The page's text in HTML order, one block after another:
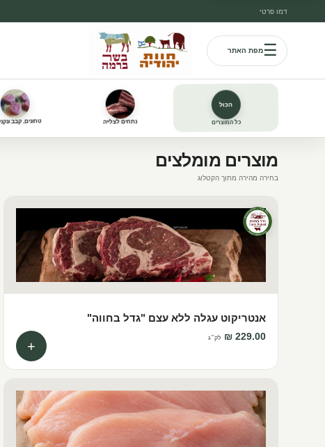
דמו פרטי
☰מפת האתר
בשר ברמה — בשר, עוף, דגים
הכול
כל המוצרים נתחים לצלייה טחונים, קבב
מוצרים מומלצים
בחירה מהירה מתוך הקטלוג
אנטריקוט עגלה ללא עצם "גדל בחווה"
‏229.00 ‏₪ לק״ג +